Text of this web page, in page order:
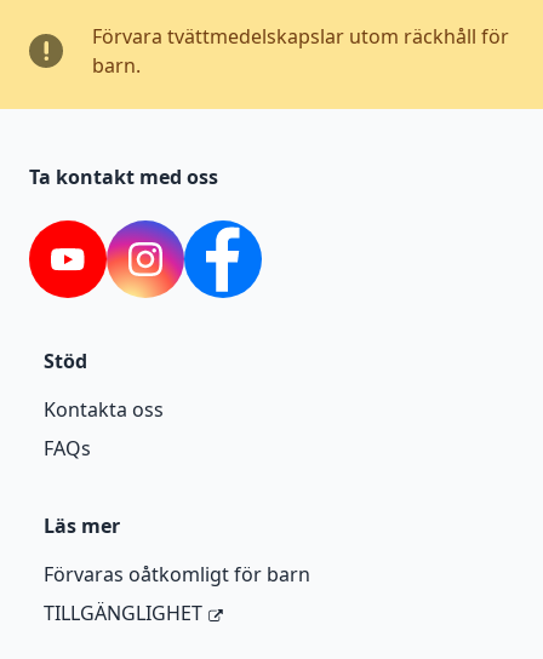
Förvara tvättmedelskapslar utom räckhåll för
barn.
Ta kontakt med oss
YouTubeInstagram Facebook
Stöd
Kontakta oss
FAQs
Läs mer
Förvaras oåtkomligt för barn
TILLGÄNGLIGHET